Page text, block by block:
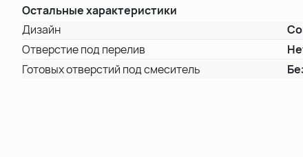
Остальные характеристики
Дизайн
Отверстие под перелив
Готовых отверстий под смеситель